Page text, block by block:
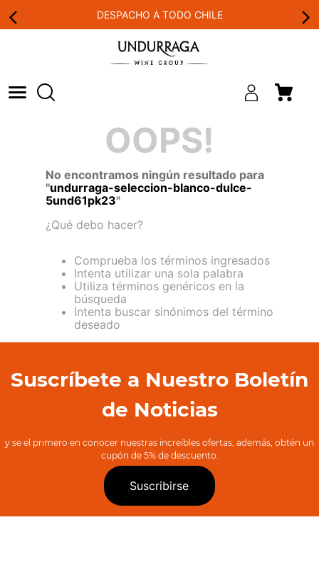
DESPACHO A TODO CHILE
OOPS!
No encontramos ningún resultado para
"undurraga-seleccion-blanco-dulce-
5und61pk23"
¿Qué debo hacer?
Comprueba los términos ingresados
Intenta utilizar una sola palabra
Utiliza términos genéricos en la
búsqueda
Intenta buscar sinónimos del término
deseado
Suscríbete a Nuestro Boletín
de Noticias
y se el primero en conocer nuestras increíbles ofertas, además, obtén un
cupón de 5% de descuento.
Suscribirse